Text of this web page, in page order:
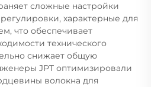
сложные настройки
характерные для
что обеспечивает
технического
снижает общую
JPT оптимизировали
волокна для